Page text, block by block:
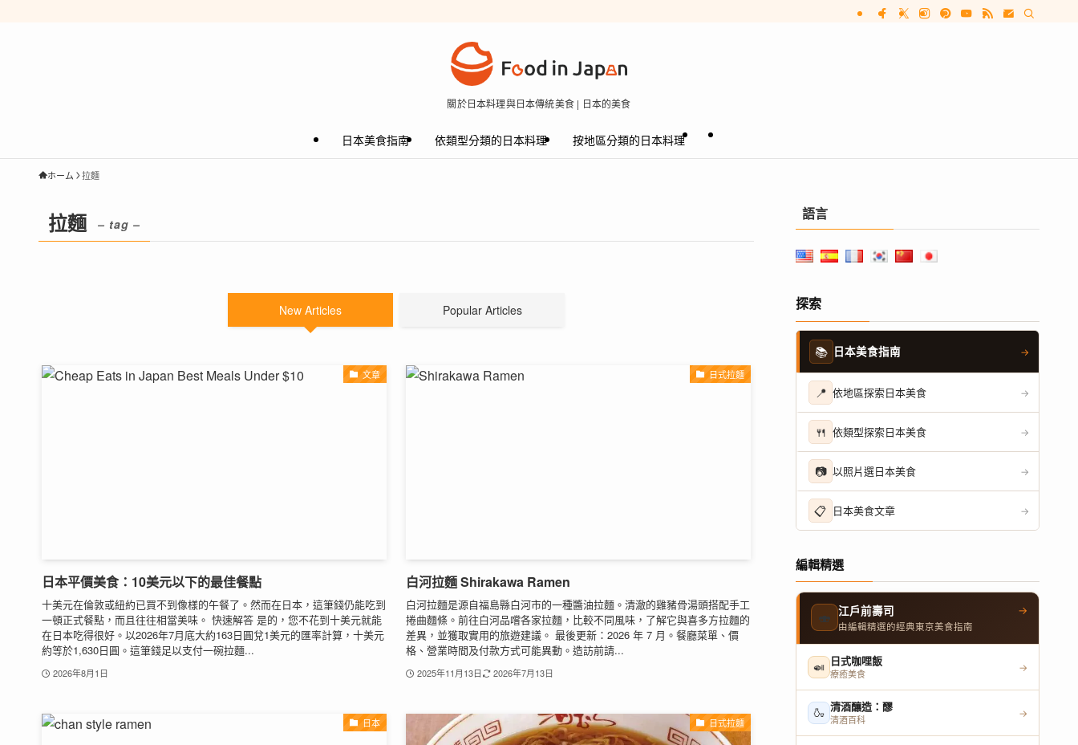
關於日本料理與日本傳統美食 | 日本的美食
日本美食指南 依類型分類的日本料理 按地區分類的日本料理
ホーム 拉麵
拉麵 – tag –
New Articles Popular Articles
文章
日本平價美食：10美元以下的最佳餐點
十美元在倫敦或紐約已買不到像樣的午餐了。然而在日本，這筆錢仍能吃到
一頓正式餐點，而且往往相當美味。 快速解答 是的，您不花到十美元就能
在日本吃得很好。以2026年7月底大約163日圓兌1美元的匯率計算，十美元
約等於1,630日圓。這筆錢足以支付一碗拉麵...
2026年8月1日
日式拉麵
白河拉麵 Shirakawa Ramen
白河拉麵是源自福島縣白河市的一種醬油拉麵。清澈的雞豬骨湯頭搭配手工
捲曲麵條。前往白河品嚐各家拉麵，比較不同風味，了解它與喜多方拉麵的
差異，並獲取實用的旅遊建議。 最後更新：2026 年 7 月。餐廳菜單、價
格、營業時間及付款方式可能異動。造訪前請...
2025年11月13日 2026年7月13日
日本 日式拉麵
語言
探索
📚 日本美食指南 →
📍 依地區探索日本美食 →
🍴 依類型探索日本美食 →
📷 以照片選日本美食 →
📋 日本美食文章 →
編輯精選
🍣 江戶前壽司
由編輯精選的經典東京美食指南
→
🍛 日式咖哩飯
療癒美食
→
🍶 清酒釀造：醪
清酒百科
→